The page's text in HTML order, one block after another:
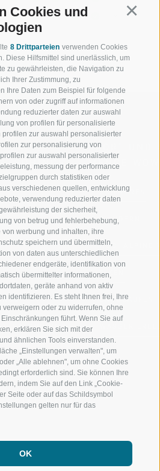
Cookies und
8 Drittparteien verwenden Cookies
Diese Hilfsmittel sind unerlässlich, um
zu gewährleisten, die Navigation zu
Ihrer Zustimmung, zu
Ihre Daten zum Beispiel für folgende
von oder zugriff auf informationen
reduzierter daten zur auswahl
von profilen für personalisierte
zur auswahl personalisierter
zur personalisierung von
zur auswahl personalisierter
messung der performance
durch statistiken oder
verschiedenen quellen, entwicklung
verwendung reduzierter daten
der sicherheit,
von betrug und fehlerbehebung,
werbung und inhalten, ihre
speichern und übermitteln,
von daten aus unterschiedlichen
endgeräte, identifikation von
übermittelter informationen,
geräte anhand von aktiv
identifizieren. Es steht Ihnen frei, Ihre
verweigern oder zu widerrufen, ohne
führt. Wenn Sie auf
erklären Sie sich mit der
ähnlichen Tools einverstanden.
„Einstellungen verwalten", um
„Alle ablehnen", um ohne Cookies
erforderlich sind. Sie können Ihre
indem Sie auf den Link „Cookie-
Seite oder auf das Schildsymbol
gelten nur für das
OK
DER
RATSCHINGS
SPORT UND
MENGE
SKIFAHREN
WANDERN
HOCHALPINE
BIKEN
LANGLAUFEN
MEDIA